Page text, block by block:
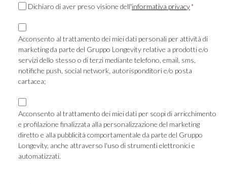
ConsensoDichiaro di aver preso visione dell'informativa privacy*
Consenso
Marketing
TLS
Acconsento al trattamento dei miei dati personali per attività di
marketing da parte del Gruppo Longevity relative a prodotti e/o
servizi dello stesso o di terzi mediante telefono, email, sms,
notifiche push, social network, autorisponditori e/o posta
cartacea;
Consenso
Marketing
Profilazione
Acconsento al trattamento dei miei dati per scopi di arricchimento
e profilazione finalizzata alla personalizzazione del marketing
diretto e alla pubblicità comportamentale da parte del Gruppo
Longevity, anche attraverso l'uso di strumenti elettronici e
automatizzati.